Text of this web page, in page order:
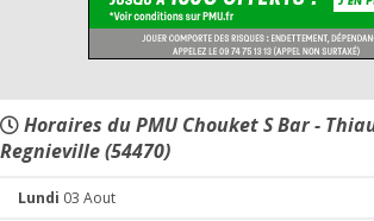
Horaires du PMU Chouket S Bar -
Regnieville (54470)
Lundi 03 Aout